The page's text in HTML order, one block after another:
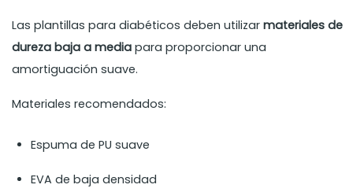
Las plantillas para diabéticos deben utilizarmateriales de
dureza baja a media para proporcionar una
amortiguación suave.
Materiales recomendados:
Espuma de PU suave
EVA de baja densidad